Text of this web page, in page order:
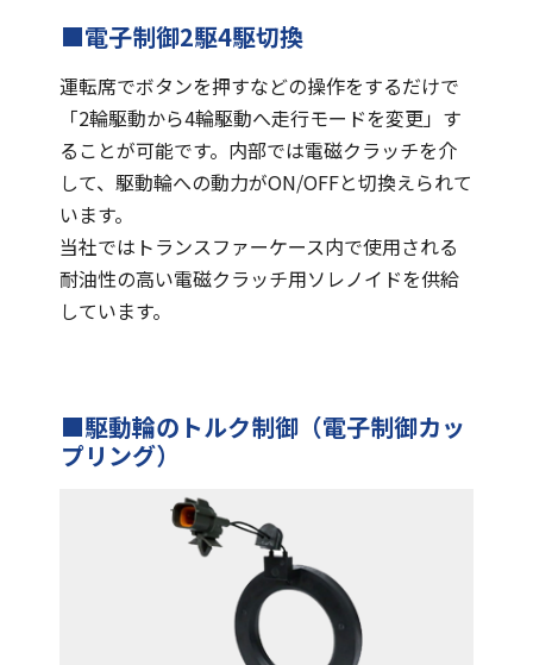
■電子制御2駆4駆切換
運転席でボタンを押すなどの操作をするだけで
「2輪駆動から4輪駆動へ走行モードを変更」す
ることが可能です。内部では電磁クラッチを介
して、駆動輪への動力がON/OFFと切換えられて
います。
当社ではトランスファーケース内で使用される
耐油性の高い電磁クラッチ用ソレノイドを供給
しています。
■駆動輪のトルク制御（電子制御カッ
プリング）